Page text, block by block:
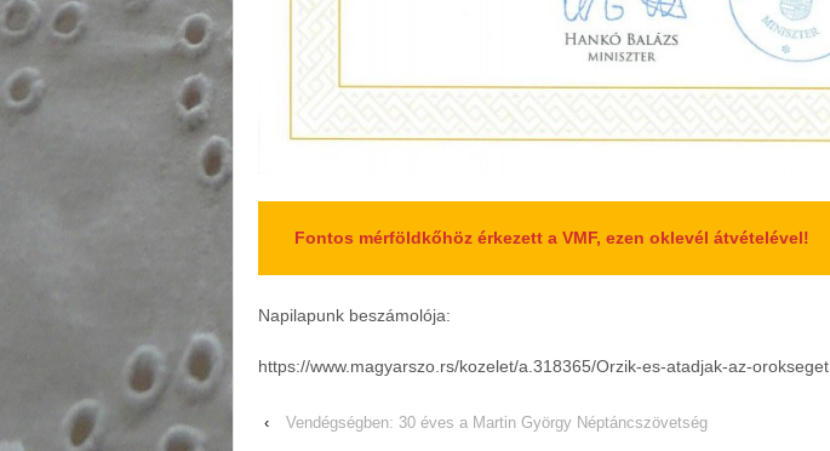
Fontos mérföldkőhöz érkezett a VMF, ezen oklevél átvételével!
Napilapunk beszámolója:
https://www.magyarszo.rs/kozelet/a.318365/Orzik-es-atadjak-az-orokseget
‹ Vendégségben: 30 éves a Martin György Néptáncszövetség